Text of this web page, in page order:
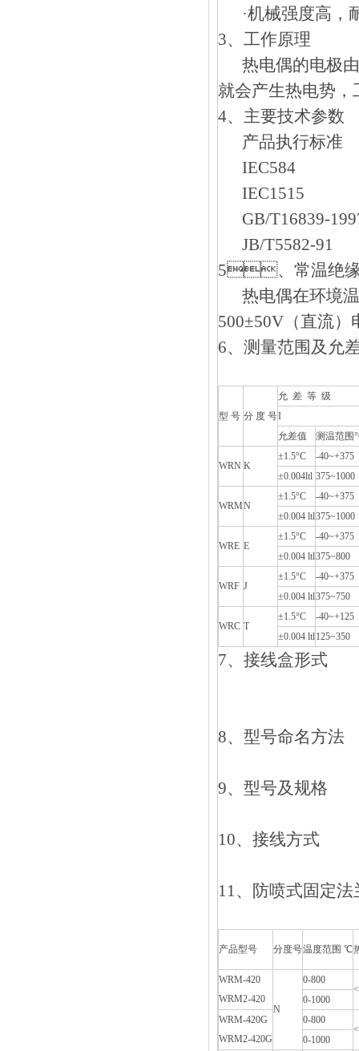
·机械强度高
3、 工作原理
热电偶的电极由两
就会产生热电势
4、主要技术参数
产品执行标准
IEC584
IEC1515
GB/T16839-
JB/T5582-91
5、常温绝
热电偶在环境温
500±50V（直流
6、测量范围及允
型 号 分 度 号
允 差 等 级
I
允差值
测温范围
WRN K
±1.5°C
-40~+375
±0.004ltl 375~1000
WRMN
±1.5°C
-40~+375
±0.004 ltl375~1000
WRE E
±1.5°C
-40~+375
±0.004 ltl375~800
WRF J
±1.5°C
-40~+375
±0.004 ltl375~750
WRC T
±1.5°C
-40~+125
±0.004 ltl125~350
7、接线盒形式
8、型号命名方法
9、型号及规格
10、接线方式
11、防喷式固
产品型号 分度号温度范围 ℃
WRM-420
WRM2-420
N
0-800
0-1000
WRM-420G
WRM2-420G
0-800
0-1000